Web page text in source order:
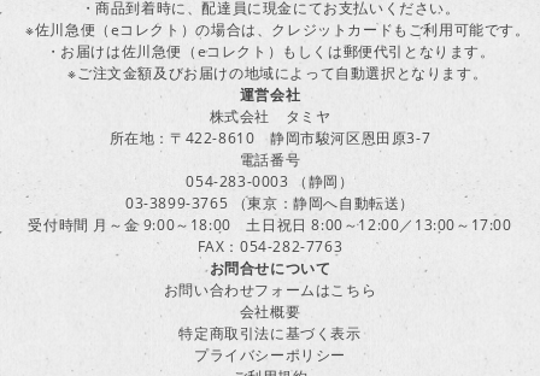
・商品到着時に、配達員に現金にてお支払いください。
※佐川急便（eコレクト）の場合は、クレジットカードもご利用可能です。
・お届けは佐川急便（eコレクト）もしくは郵便代引となります。
※ご注文金額及びお届けの地域によって自動選択となります。
運営会社
株式会社 タミヤ
所在地：〒422-8610 静岡市駿河区恩田原3-7
電話番号
054-283-0003 （静岡）
03-3899-3765 （東京：静岡へ自動転送）
受付時間 月～金 9:00～18:00 土日祝日 8:00～12:00／13:00～17:00
FAX：054-282-7763
お問合せについて
お問い合わせフォームはこちら
会社概要
特定商取引法に基づく表示
プライバシーポリシー